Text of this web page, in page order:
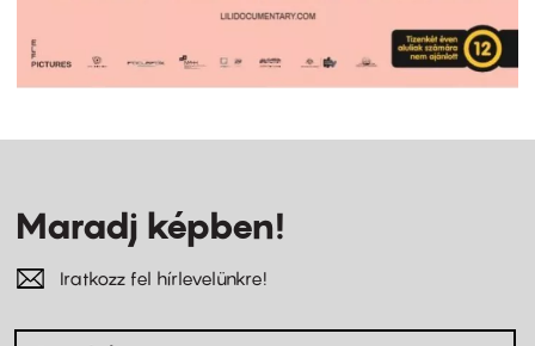
Maradj képben!
Iratkozz fel hírlevelünkre!